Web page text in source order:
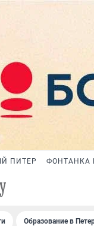
ПИТЕР ФОНТАНКА
Образование в